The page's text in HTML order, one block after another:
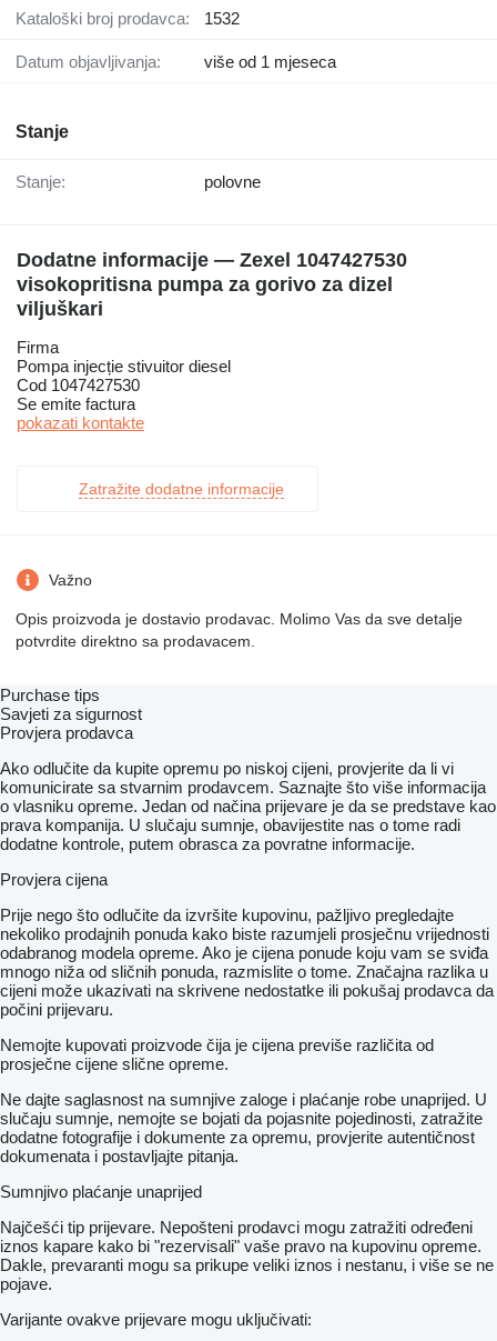
Kataloški broj prodavca: 1532
Datum objavljivanja: više od 1 mjeseca
Stanje
Stanje: polovne
Dodatne informacije — Zexel 1047427530
visokopritisna pumpa za gorivo za dizel
viljuškari
Firma
Pompa injecție stivuitor diesel
Cod 1047427530
Se emite factura
pokazati kontakte
Zatražite dodatne informacije
Važno
Opis proizvoda je dostavio prodavac. Molimo Vas da sve detalje
potvrdite direktno sa prodavacem.
Purchase tips
Savjeti za sigurnost
Provjera prodavca
Ako odlučite da kupite opremu po niskoj cijeni, provjerite da li vi
komunicirate sa stvarnim prodavcem. Saznajte što više informacija
o vlasniku opreme. Jedan od načina prijevare je da se predstave kao
prava kompanija. U slučaju sumnje, obavijestite nas o tome radi
dodatne kontrole, putem obrasca za povratne informacije.
Provjera cijena
Prije nego što odlučite da izvršite kupovinu, pažljivo pregledajte
nekoliko prodajnih ponuda kako biste razumjeli prosječnu vrijednosti
odabranog modela opreme. Ako je cijena ponude koju vam se sviđa
mnogo niža od sličnih ponuda, razmislite o tome. Značajna razlika u
cijeni može ukazivati ​​na skrivene nedostatke ili pokušaj prodavca da
počini prijevaru.
Nemojte kupovati proizvode čija je cijena previše različita od
prosječne cijene slične opreme.
Ne dajte saglasnost na sumnjive zaloge i plaćanje robe unaprijed. U
slučaju sumnje, nemojte se bojati da pojasnite pojedinosti, zatražite
dodatne fotografije i dokumente za opremu, provjerite autentičnost
dokumenata i postavljajte pitanja.
Sumnjivo plaćanje unaprijed
Najčešći tip prijevare. Nepošteni prodavci mogu zatražiti određeni
iznos kapare kako bi "rezervisali" vaše pravo na kupovinu opreme.
Dakle, prevaranti mogu sa prikupe veliki iznos i nestanu, i više se ne
pojave.
Varijante ovakve prijevare mogu uključivati: